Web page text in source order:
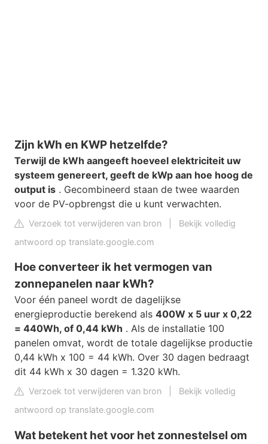
Zijn kWh en KWP hetzelfde?
Terwijl de kWh aangeeft hoeveel elektriciteit uw
systeem genereert, geeft de kWp aan hoe hoog de
output is . Gecombineerd staan ​​de twee waarden
voor de PV-opbrengst die u kunt verwachten.
Verzoek tot verwijderen van bron
Bekijk volledig
antwoord op translate.google.com
Hoe converteer ik het vermogen van
zonnepanelen naar kWh?
Voor één paneel wordt de dagelijkse
energieproductie berekend als 400W x 5 uur x 0,22
= 440Wh, of 0,44 kWh . Als de installatie 100
panelen omvat, wordt de totale dagelijkse productie
0,44 kWh x 100 = 44 kWh. Over 30 dagen bedraagt ​​
dit 44 kWh x 30 dagen = 1.320 kWh.
Verzoek tot verwijderen van bron
Bekijk volledig
antwoord op translate.google.com
Wat betekent het voor het zonnestelsel om